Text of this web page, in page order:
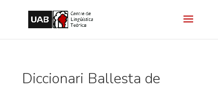
Diccionari Ballesta de